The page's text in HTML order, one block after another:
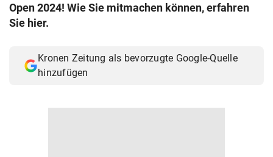
Open 2024! Wie Sie mitmachen können, erfahren
Sie hier.
Kronen Zeitung als bevorzugte Google-Quelle
hinzufügen